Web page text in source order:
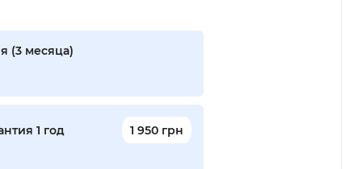
(3 месяца)
1 год 1 950 грн